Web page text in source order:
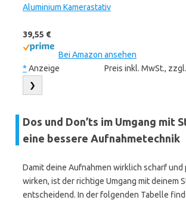
Aluminium Kamerastativ
39,55 €
Bei Amazon ansehen
* Anzeige Preis inkl. MwSt.,
❯
Dos und Don’ts im Umgang mit
eine bessere Aufnahmetechnik
Damit deine Aufnahmen wirklich scharf
wirken, ist der richtige Umgang mit deinem
entscheidend. In der folgenden Tabelle